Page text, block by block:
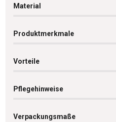
Material
Produktmerkmale
Vorteile
Pflegehinweise
Verpackungsmaße